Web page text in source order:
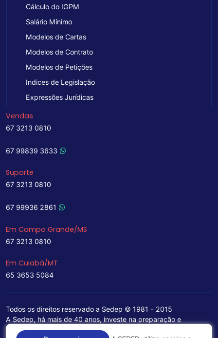
Cálculo do IGPM
Salário Mínimo
Modelos de Cartas
Modelos de Contrato
Modelos de Petições
Indices de Legislação
Expressões Jurídicas
Vendas
67 3213 0810
67 99839 3633
Suporte
67 3213 0810
67 99936 2861
Em Campo Grande/MS
67 3213 0810
Em Cuiabá/MT
65 3653 5084
Todos os direitos reservado a Sedep © 1981 - 2015
A Sedep, há mais de 40 anos, investe na preparação e
treinamento de funcionários e na aquisição de tecnologia de